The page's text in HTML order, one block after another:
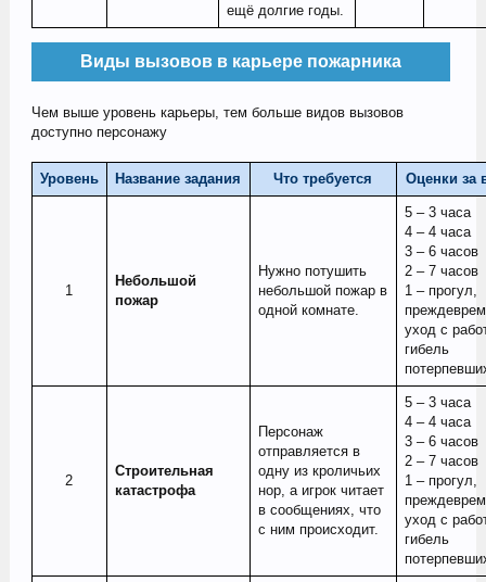
ещё долгие годы.
Виды вызовов в карьере пожарника
Чем выше уровень карьеры, тем больше видов вызовов
доступно персонажу
Уровень Название задания Что требуется Оценки за
1​
Небольшой
пожар
Нужно потушить
небольшой пожар в
одной комнате.
5 – 3 часа
4 – 4 часа
3 – 6 часов
2 – 7 часов
1 – прогул,
уход с
гибель
2​
Строительная
катастрофа
Персонаж
отправляется в
одну из кроличьих
нор, а игрок читает
в сообщениях, что
с ним происходит.
5 – 3 часа
4 – 4 часа
3 – 6 часов
2 – 7 часов
1 – прогул,
уход с
гибель